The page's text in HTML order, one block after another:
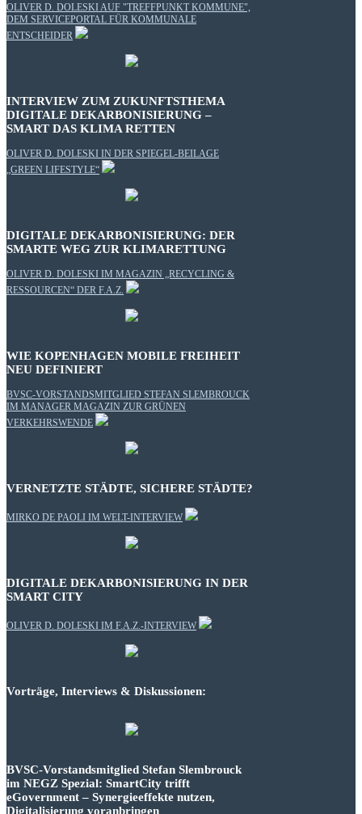
OLIVER D. DOLESKI AUF "TREFFPUNKT KOMMUNE",
DEM SERVICEPORTAL FÜR KOMMUNALE
ENTSCHEIDER
INTERVIEW ZUM ZUKUNFTSTHEMA
DIGITALE DEKARBONISIERUNG –
SMART DAS KLIMA RETTEN
OLIVER D. DOLESKI IN DER SPIEGEL-BEILAGE
„GREEN LIFESTYLE“
DIGITALE DEKARBONISIERUNG: DER
SMARTE WEG ZUR KLIMARETTUNG
OLIVER D. DOLESKI IM MAGAZIN „RECYCLING &
RESSOURCEN“ DER F.A.Z.
WIE KOPENHAGEN MOBILE FREIHEIT
NEU DEFINIERT
BVSC-VORSTANDSMITGLIED STEFAN SLEMBROUCK
IM MANAGER MAGAZIN ZUR GRÜNEN
VERKEHRSWENDE
VERNETZTE STÄDTE, SICHERE STÄDTE?
MIRKO DE PAOLI IM WELT-INTERVIEW
DIGITALE DEKARBONISIERUNG IN DER
SMART CITY
OLIVER D. DOLESKI IM F.A.Z.-INTERVIEW
Vorträge, Interviews & Diskussionen:
BVSC-Vorstandsmitglied Stefan Slembrouck
im NEGZ Spezial: SmartCity trifft
eGovernment – Synergieeffekte nutzen,
Digitalisierung voranbringen